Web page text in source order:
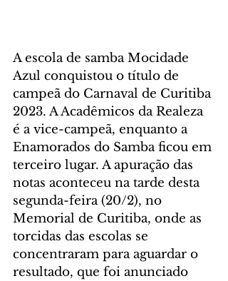
A escola de samba Mocidade
Azul conquistou o título de
campeã do Carnaval de Curitiba
2023. A Acadêmicos da Realeza
é a vice-campeã, enquanto a
Enamorados do Samba ficou em
terceiro lugar. A apuração das
notas aconteceu na tarde desta
segunda-feira (20/2), no
Memorial de Curitiba, onde as
torcidas das escolas se
concentraram para aguardar o
resultado, que foi anunciado